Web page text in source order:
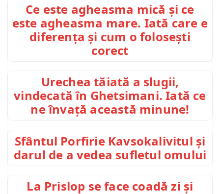
Ce este agheasma mică și ce
este agheasma mare. Iată care e
diferența și cum o folosești
corect
Urechea tăiată a slugii,
vindecată în Ghetsimani. Iată ce
ne învață această minune!
Sfântul Porfirie Kavsokalivitul și
darul de a vedea sufletul omului
La Prislop se face coadă zi și